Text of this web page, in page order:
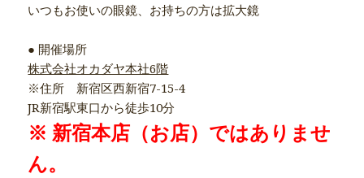
いつもお使いの眼鏡、お持ちの方は拡大鏡
● 開催場所
株式会社オカダヤ本社6階
※住所 新宿区西新宿7-15-4
JR新宿駅東口から徒歩10分
※ 新宿本店（お店）ではありませ
ん。